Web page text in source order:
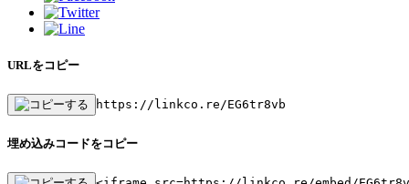
URLをコピー
https://linkco.re/EG6tr8vb
埋め込みコードをコピー